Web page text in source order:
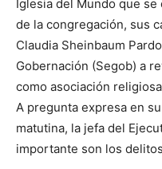
Iglesia del Mundo que
de la congregación, sus
Claudia Sheinbaum
Gobernación (Segob) a
como asociación
A pregunta expresa en
matutina, la jefa del
importante son los